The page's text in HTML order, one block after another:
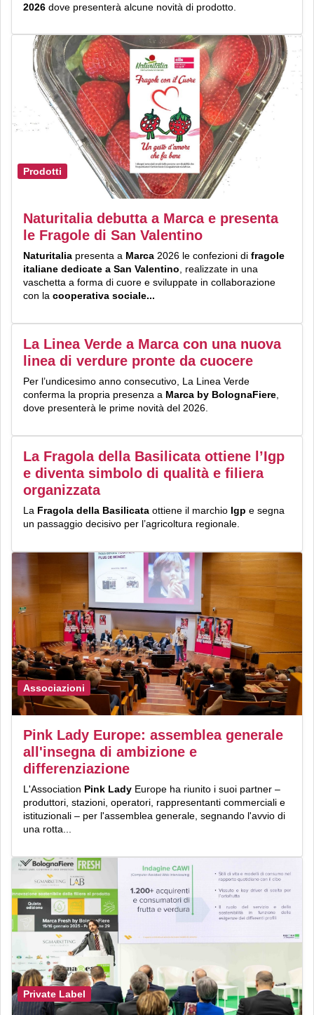
2026 dove presenterà alcune novità di prodotto.
Prodotti
Naturitalia debutta a Marca e presenta
le Fragole di San Valentino
Naturitalia presenta a Marca 2026 le confezioni di fragole
italiane dedicate a San Valentino, realizzate in una
vaschetta a forma di cuore e sviluppate in collaborazione
con la cooperativa sociale...
La Linea Verde a Marca con una nuova
linea di verdure pronte da cuocere
Per l’undicesimo anno consecutivo, La Linea Verde
conferma la propria presenza a Marca by BolognaFiere
dove presenterà le prime novità del 2026.
La Fragola della Basilicata ottiene l’Igp
e diventa simbolo di qualità e filiera
organizzata
La Fragola della Basilicata ottiene il marchio Igp e segna
un passaggio decisivo per l’agricoltura regionale.
Associazioni
Pink Lady Europe: assemblea generale
all'insegna di ambizione e
differenziazione
L'Association Pink Lady Europe ha riunito i suoi partner –
produttori, stazioni, operatori, rappresentanti commerciali e
istituzionali – per l'assemblea generale, segnando l'avvio di
una rotta...
Private Label